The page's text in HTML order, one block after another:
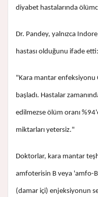
diyabet hastalarında
Dr. Pandey, yalnızca
hastası olduğunu ifade etti:
"Kara mantar
başladı. Hastalar
edilmezse ölüm oranı
miktarları yetersiz."
Doktorlar, kara mantar
amfoterisin B veya 'amfo-
(damar içi) enjeksiyonun